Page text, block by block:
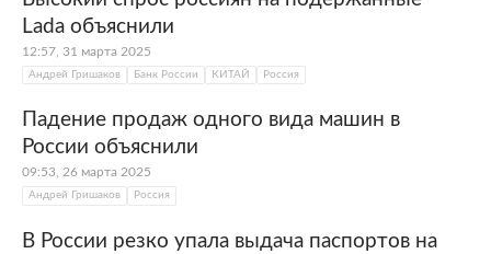
Lada объяснили
12:57, 31 марта 2025
Андрей Гришаков Банк России КИТАЙ Россия
Падение продаж одного вида машин в
России объяснили
09:53, 26 марта 2025
Андрей Гришаков Россия
В России резко упала выдача паспортов на